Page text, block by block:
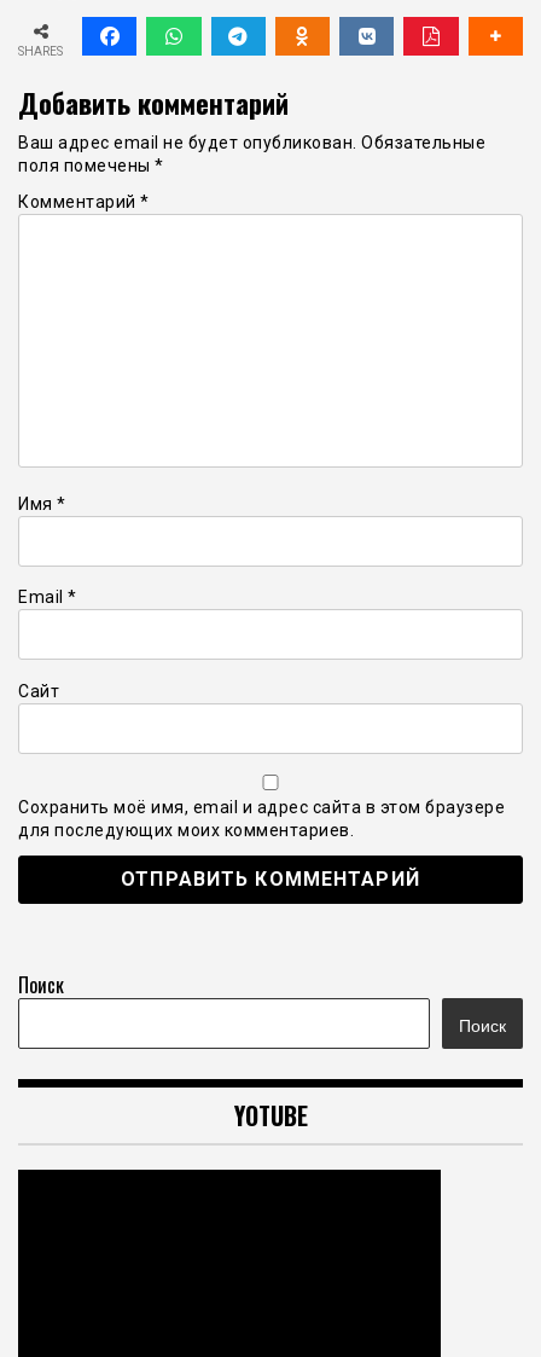
SHARES
Добавить комментарий
Ваш адрес email не будет опубликован. Обязательные
поля помечены *
Комментарий *
Имя *
Email *
Сайт
Сохранить моё имя, email и адрес сайта в этом браузере
для последующих моих комментариев.
Поиск
Поиск
YOTUBE